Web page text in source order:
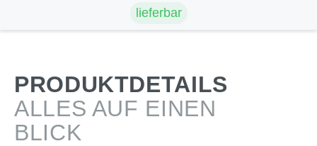
lieferbar
PRODUKTDETAILS
ALLES AUF EINEN
BLICK